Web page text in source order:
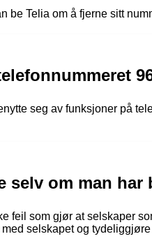
be Telia om å fjerne sitt
seg av funksjoner på
om man har
feil som gjør at selskaper
selskapet og